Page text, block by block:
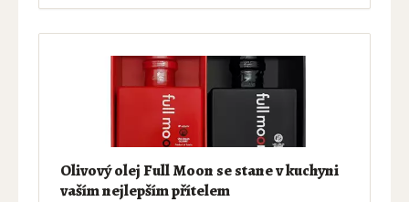
Olivový olej Full Moon se stane v kuchyni
vaším nejlepším přítelem